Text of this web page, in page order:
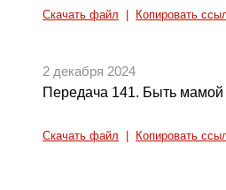
Скачать файл Копировать
2 декабря 2024
Передача 141. Быть мамой
Скачать файл Копировать